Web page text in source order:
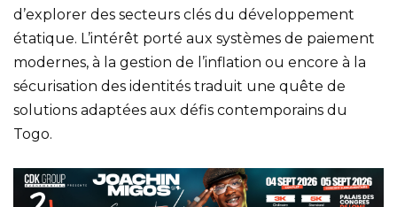
d’explorer des secteurs clés du développement
étatique. L’intérêt porté aux systèmes de paiement
modernes, à la gestion de l’inflation ou encore à la
sécurisation des identités traduit une quête de
solutions adaptées aux défis contemporains du
Togo.